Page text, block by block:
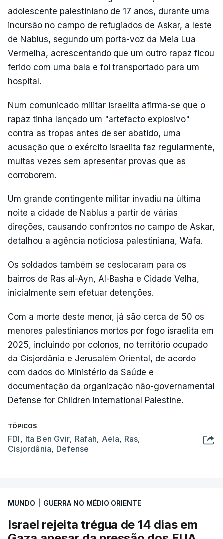
adolescente palestiniano de 17 anos, durante uma
incursão no campo de refugiados de Askar, a leste
de Nablus, segundo um porta-voz da Meia Lua
Vermelha, acrescentando que um outro rapaz ficou
ferido com uma bala e foi transportado para um
hospital.
Num comunicado militar israelita afirma-se que o
rapaz tinha lançado um "artefacto explosivo"
contra as tropas antes de ser abatido, uma
acusação que o exército israelita faz regularmente,
muitas vezes sem apresentar provas que as
corroborem.
Um grande contingente militar invadiu na última
noite a cidade de Nablus a partir de várias
direções, causando confrontos no campo de Askar,
detalhou a agência noticiosa palestiniana, Wafa.
Os soldados também se deslocaram para os
bairros de Ras al-Ayn, Al-Basha e Cidade Velha,
inicialmente sem efetuar detenções.
Com a morte deste menor, já são cerca de 50 os
menores palestinianos mortos por fogo israelita em
2025, incluindo por colonos, no território ocupado
da Cisjordânia e Jerusalém Oriental, de acordo
com dados do Ministério da Saúde e
documentação da organização não-governamental
Defense for Children International Palestine.
TÓPICOS
FDI, Ita Ben Gvir, Rafah, Aela, Ras,
Cisjordânia, Defense
MUNDO GUERRA NO MÉDIO ORIENTE
Israel rejeita trégua de 14 dias em